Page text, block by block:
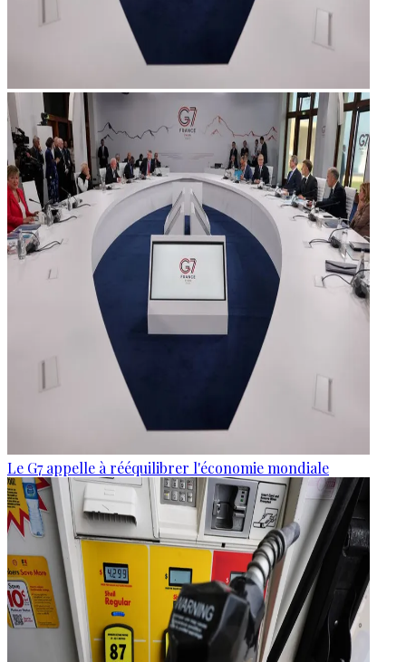
Le G7 appelle à rééquilibrer l'économie mondiale